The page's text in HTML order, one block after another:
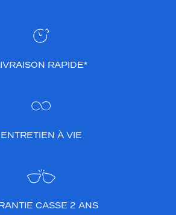
RAPIDE*
ENTRETIEN À VIE
CASSE 2 ANS